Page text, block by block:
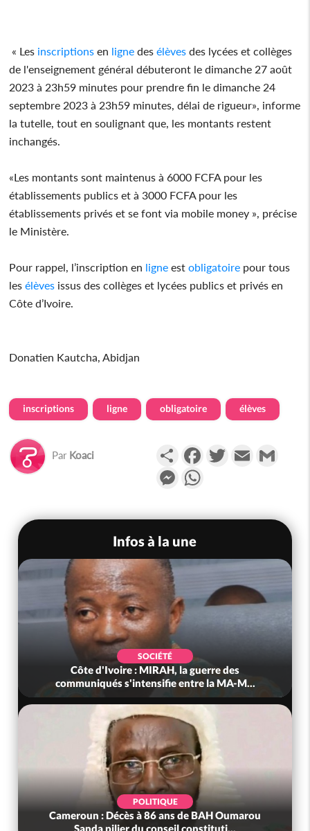
« Les inscriptions en ligne desélèves des lycées et collèges
de l'enseignement général débuteront le dimanche 27 août
2023 à 23h59 minutes pour prendre fin le dimanche 24
septembre 2023 à 23h59 minutes, délai de rigueur», informe
la tutelle, tout en soulignant que, les montants restent
inchangés.
«Les montants sont maintenus à 6000 FCFA pour les
établissements publics et à 3000 FCFA pour les
établissements privés et se font via mobile money », précise
le Ministère.
Pour rappel, l’inscription en ligne estobligatoire pour tous
lesélèves issus des collèges et lycées publics et privés en
Côte d’Ivoire.
Donatien Kautcha, Abidjan
inscriptions ligne obligatoire élèves
Par Koaci PartagerFacebookTwitterEmail
Messenger
Infos à la une
SOCIÉTÉ
Côte d'Ivoire : MIRAH, la guerre des
communiqués s'intensifie entre la MA-M...
POLITIQUE
Cameroun : Décès à 86 ans de BAH Oumarou
Sanda pilier du conseil constituti...